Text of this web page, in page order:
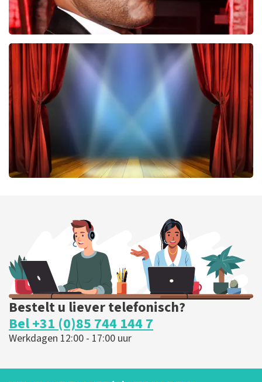
Don Omar
422 laatste 30 minuten
BESTEL NU
BESTEL NU
Bestelt u liever telefonisch?
Bel +31 (0)85 744 144 7
Werkdagen 12:00 - 17:00 uur